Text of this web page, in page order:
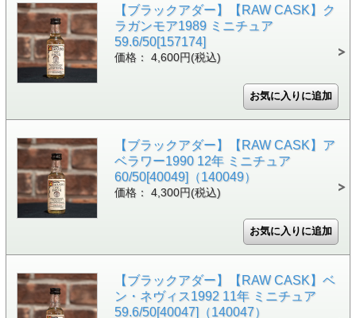
【ブラックアダー】【RAW CASK】ク
ラガンモア1989 ミニチュア
59.6/50[157174]
価格： 4,600円(税込)
【ブラックアダー】【RAW CASK】ア
ベラワー1990 12年 ミニチュア
60/50[40049]（140049）
価格： 4,300円(税込)
【ブラックアダー】【RAW CASK】ベ
ン・ネヴィス1992 11年 ミニチュア
59.6/50[40047]（140047）